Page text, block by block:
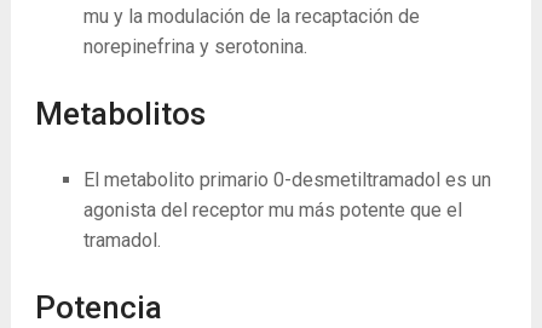
mu y la modulación de la recaptación de
norepinefrina y serotonina.
Metabolitos
El metabolito primario 0-desmetiltramadol es un
agonista del receptor mu más potente que el
tramadol.
Potencia